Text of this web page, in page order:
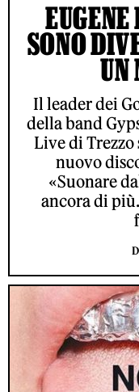
SONO
UN
Il leader dei
della band
Live di
nuovo
«Suonare
ancora di